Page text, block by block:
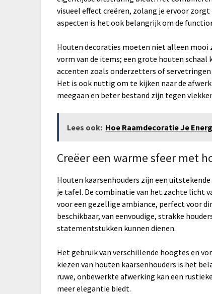
visueel effect creëren, zolang je ervoor
aspecten is het ook belangrijk om de
Houten decoraties moeten niet alleen mooi
vorm van de items; een grote houten
accenten zoals onderzetters of
Het is ook nuttig om te kijken naar de
meegaan en beter bestand zijn tegen
Lees ook: Hoe Raamdecoratie Je
Creëer een warme sfeer met
Houten kaarsenhouders zijn een
je tafel. De combinatie van het zachte licht
voor een gezellige ambiance, perfect voor
beschikbaar, van eenvoudige, strakke
statementstukken kunnen dienen.
Het gebruik van verschillende hoogtes en
kiezen van houten kaarsenhouders is het
ruwe, onbewerkte afwerking kan een
meer elegantie biedt.